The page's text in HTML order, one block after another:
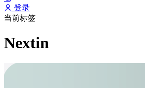
登录
当前标签
Nextin